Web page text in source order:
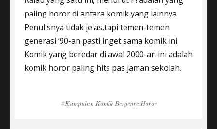
paling horor di antara komik yang lainnya.
Penulisnya tidak jelas,tapi temen-temen
generasi ’90-an pasti inget sama komik ini.
Komik yang beredar di awal 2000-an ini adalah
komik horor paling hits pas jaman sekolah.
Tags
Kumpulan Komik Bergenre Horor